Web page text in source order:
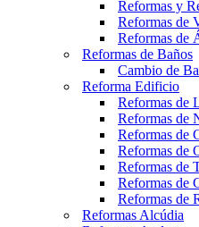
Reformas y
Reformas de
Reformas de
Reformas de Baños
Cambio de
Reforma Edificio
Reformas de
Reformas de
Reformas de
Reformas de
Reformas de
Reformas de
Reformas de
Reformas Alcúdia